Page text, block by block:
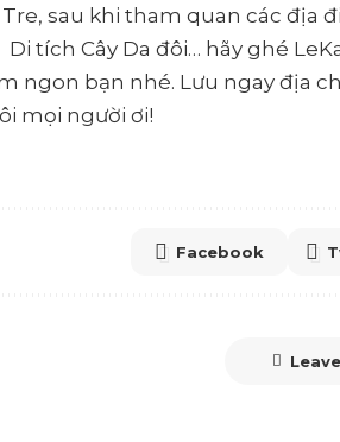
sau khi tham quan các địa
tích Cây Da đôi… hãy ghé
ngon bạn nhé. Lưu ngay địa
mọi người ơi!
Facebook